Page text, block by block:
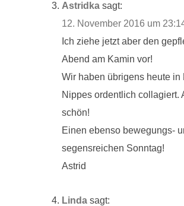
Astridka sagt:
12. November 2016 um
Ich ziehe jetzt aber den
Abend am Kamin vor!
Wir haben übrigens heute in
Nippes ordentlich collagiert.
schön!
Einen ebenso bewegungs-
segensreichen Sonntag!
Astrid
Linda sagt: